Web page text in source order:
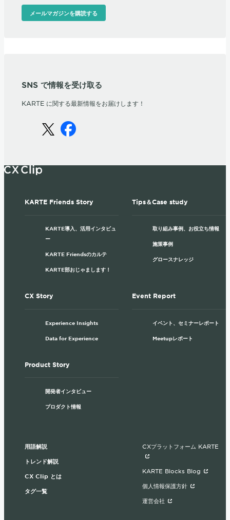
メールマガジンを購読する
SNS で情報を受け取る
KARTE に関する最新情報をお届けします！
KARTE Friends Story
KARTE導入、活用インタビュ
ー
KARTE Friendsのカルテ
KARTE部おじゃまします！
Tips＆Case study
取り組み事例、お役立ち情報
施策事例
グロースナレッジ
CX Story
Experience Insights
Data for Experience
Event Report
イベント、セミナーレポート
Meetupレポート
Product Story
開発者インタビュー
プロダクト情報
用語解説
トレンド解説
CX Clip とは
タグ一覧
CXプラットフォーム KARTE
KARTE Blocks Blog
個人情報保護方針
運営会社